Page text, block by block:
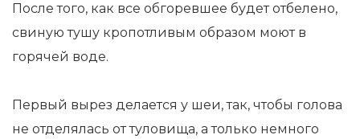
После того, как все обгоревшее будет отбелено,
свиную тушу кропотливым образом моют в
горячей воде.
Первый вырез делается у шеи, так, чтобы голова
не отделялась от туловища, а только немного